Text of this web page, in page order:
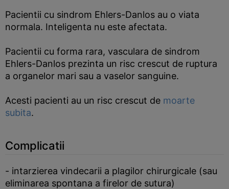
Pacientii cu sindrom Ehlers-Danlos au o viata
normala. Inteligenta nu este afectata.
Pacientii cu forma rara, vasculara de sindrom
Ehlers-Danlos prezinta un risc crescut de ruptura
a organelor mari sau a vaselor sanguine.
Acesti pacienti au un risc crescut de moarte
subita.
Complicatii
- intarzierea vindecarii a plagilor chirurgicale (sau
eliminarea spontana a firelor de sutura)